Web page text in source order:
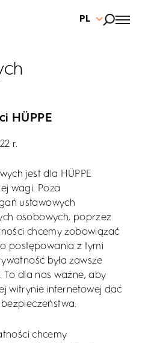
PL
HÜPPE
r.
jest dla HÜPPE
wagi. Poza
ustawowych
osobowych, poprzez
chcemy zobowiązać
postępowania z tymi
była zawsze
dla nas ważne, aby
witrynie internetowej dać
chcemy